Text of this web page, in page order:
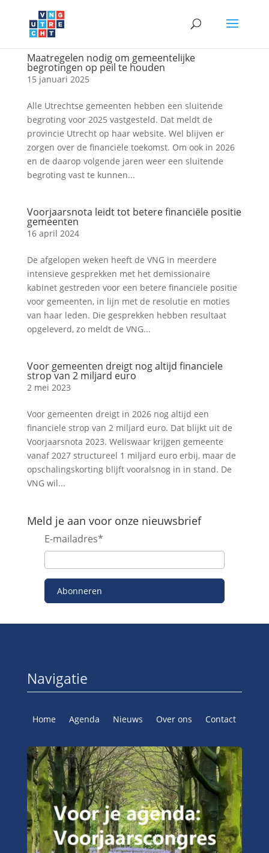
Maatregelen nodig om gemeentelijke
begrotingen op peil te houden
15 januari 2025
Alle Utrechtse gemeenten hebben een sluitende
begroting voor 2025 vastgesteld. Dat meldt de
provincie Utrecht op haar website. Wel blijven er
zorgen over de financiële toekomst. Om ook in 2026
en de daarop volgende jaren weer een sluitende
begroting vast te kunnen...
Voorjaarsnota leidt tot betere financiële positie
gemeenten
16 april 2024
De afgelopen weken heeft de VNG in meerdere
intensieve gesprekken met het demissionaire
kabinet gestreden voor een betere financiële positie
voor gemeenten, in lijn met de resolutie en moties
van haar leden. Die gesprekken hebben resultaat
opgeleverd, zo meldt de VNG...
Voor gemeenten dreigt nog altijd financiele
strop van 2 miljard euro
2 mei 2023
Voor gemeenten dreigt in 2026 nog altijd een
financiele strop van 2 miljard euro. Dat blijkt uit de
Voorjaarsnota 2023. Weliswaar krijgen gemeente
vanaf 2027 structureel 1 miljard euro erbij, maar de
opschalingskorting blijft vooralsnog in in stand. De
VNG wil...
Meld je aan voor onze nieuwsbrief
E-mailadres*
Abonneren
Navigatie
Home Agenda Nieuws Over ons Contact